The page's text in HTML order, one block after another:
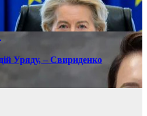
Уряду, – Свириденко